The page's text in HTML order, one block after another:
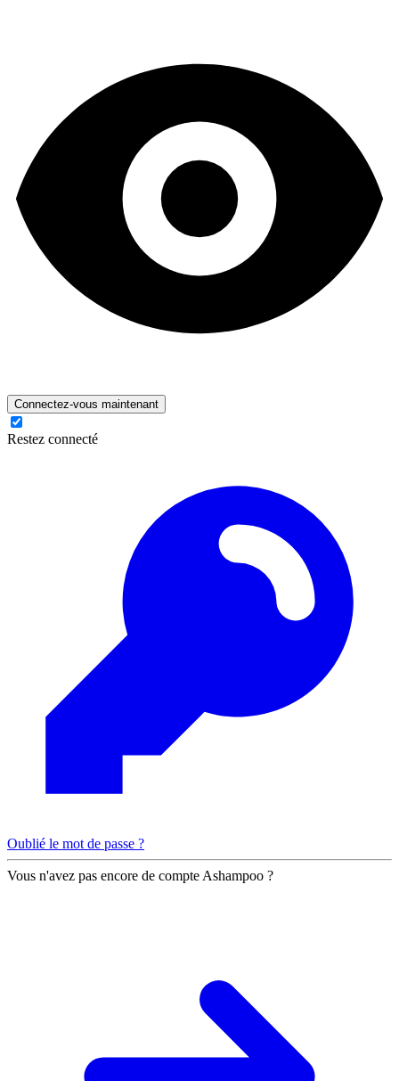
Connectez-vous maintenant
Restez connecté
Oublié le mot de passe ?
Vous n'avez pas encore de compte Ashampoo ?